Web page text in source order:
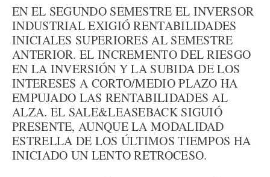
EN EL SEGUNDO SEMESTRE EL INVERSOR
INDUSTRIAL EXIGIÓ RENTABILIDADES
INICIALES SUPERIORES AL SEMESTRE
ANTERIOR. EL INCREMENTO DEL RIESGO
EN LA INVERSIÓN Y LA SUBIDA DE LOS
INTERESES A CORTO/MEDIO PLAZO HA
EMPUJADO LAS RENTABILIDADES AL
ALZA. EL SALE&LEASEBACK SIGUIÓ
PRESENTE, AUNQUE LA MODALIDAD
ESTRELLA DE LOS ÚLTIMOS TIEMPOS HA
INICIADO UN LENTO RETROCESO.